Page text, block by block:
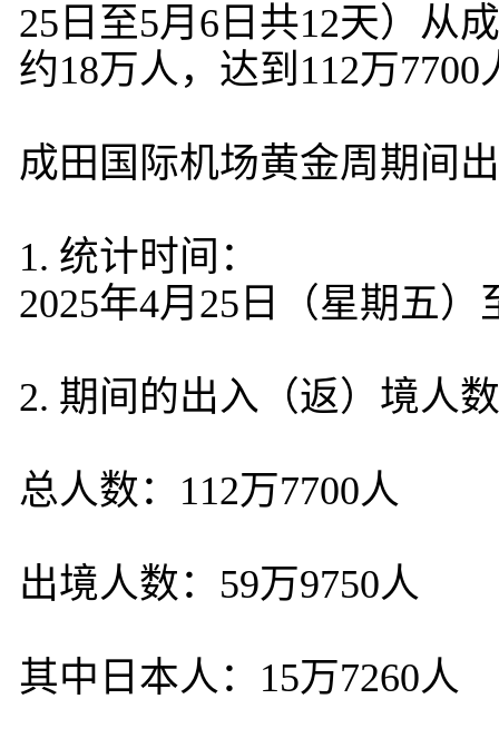
25日至5月6日共12天）从
约18万人，达到112万7700
成田国际机场黄金周期间
1. 统计时间：
2025年4月25日（星期五
2. 期间的出入（返）境人
总人数：112万7700人
出境人数：59万9750人
其中日本人：15万7260人